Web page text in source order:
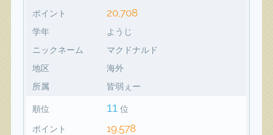
ポイント 20,708
学年
ようじ
ニックネーム
マクドナルド
地区
海外
所属
皆弱ぇー
順位 11 位
ポイント 19,578